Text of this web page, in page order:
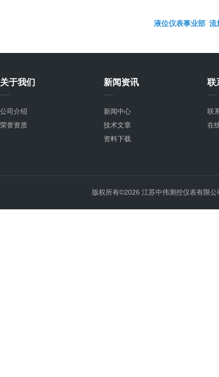
液位仪表事业部 流
关于我们
公司介绍
荣誉资质
新闻资讯
新闻中心
技术文章
资料下载
联
联
在
版权所有©2026 江苏中伟测控仪表有限